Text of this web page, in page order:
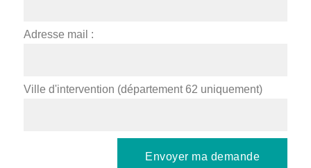
Adresse mail :
Ville d'intervention (département 62 uniquement)
Envoyer ma demande